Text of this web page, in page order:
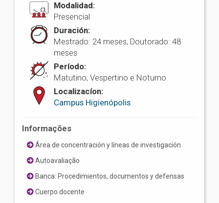
Modalidad:
Presencial
Duración:
Mestrado: 24 meses, Doutorado: 48
meses
Período:
Matutino, Vespertino e Noturno
Localizacíon:
Campus Higienópolis
Informações
Área de concentración y líneas de investigación
Autoavaliação
Banca: Procedimientos, documentos y defensas
Cuerpo docente